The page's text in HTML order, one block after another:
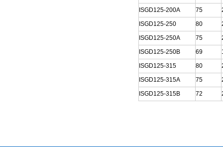
ISGD125-200A
75
ISGD125-250
80
ISGD125-250A
75
ISGD125-250B
69
ISGD125-315
80
ISGD125-315A
75
ISGD125-315B
72